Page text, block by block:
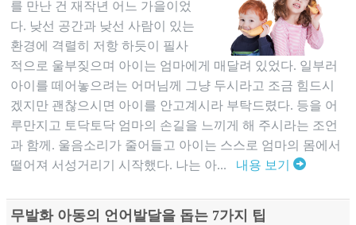
를 만난 건 재작년 어느 가을이었
다. 낮선 공간과 낮선 사람이 있는
환경에 격렬히 저항 하듯이 필사
적으로 울부짖으며 아이는 엄마에게 매달려 있었다. 일부러
아이를 떼어놓으려는 어머님께 그냥 두시라고 조금 힘드시
겠지만 괜찮으시면 아이를 안고계시라 부탁드렸다. 등을 어
루만지고 토닥토닥 엄마의 손길을 느끼게 해 주시라는 조언
과 함께. 울음소리가 줄어들고 아이는 스스로 엄마의 몸에서
떨어져 서성거리기 시작했다. 나는 아... 내용 보기
무발화 아동의 언어발달을 돕는 7가지 팁